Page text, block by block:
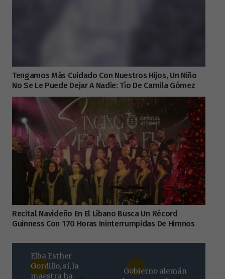
Tengamos Más Cuidado Con Nuestros Hijos, Un Niño
No Se Le Puede Dejar A Nadie: Tío De Camila Gómez
Recital Navideño En El Líbano Busca Un Récord
Guinness Con 170 Horas Ininterrumpidas De Himnos
Elba Esther
Gordillo, sí, la
maestra ha
Gobierno alemán